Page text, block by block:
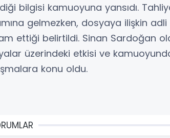
bilgisi kamuoyuna yansıdı.
gelmezken, dosyaya ilişkin
ettiği belirtildi. Sinan Sardoğan
üzerindeki etkisi ve
konu oldu.